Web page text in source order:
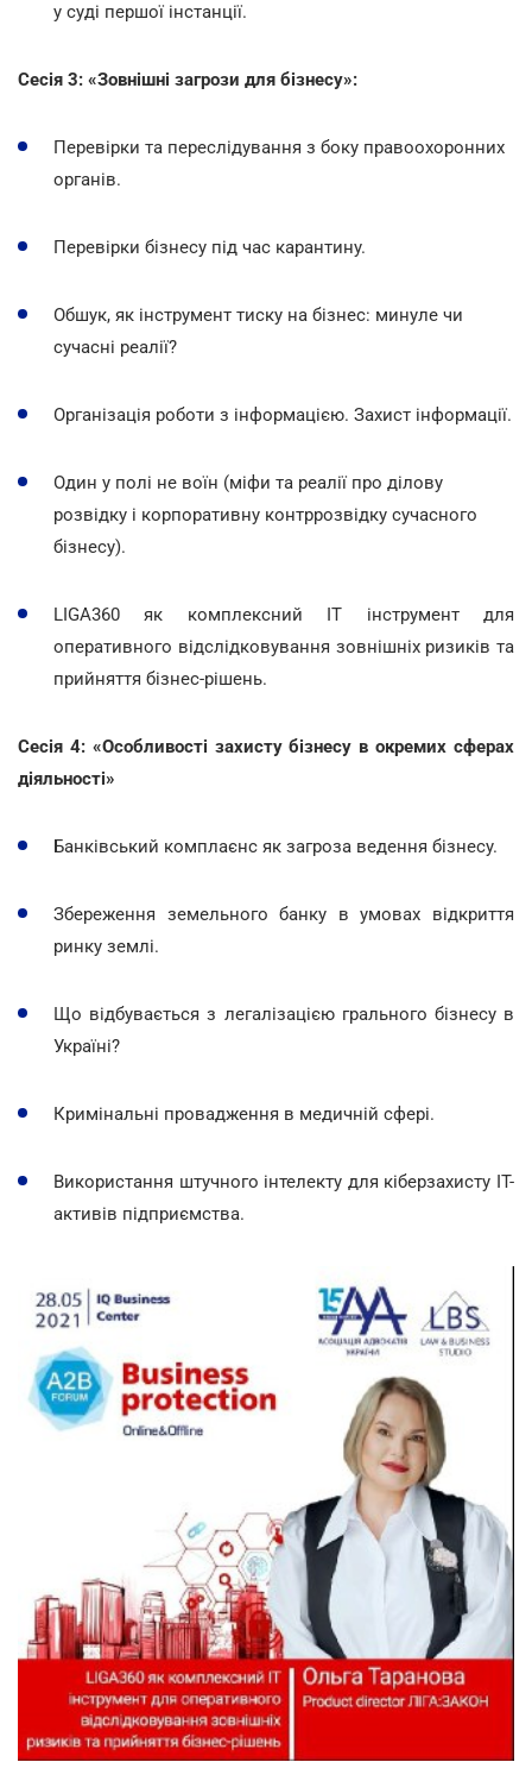
у суді першої інстанції.
Сесія 3: «Зовнішні загрози для бізнесу»:
Перевірки та переслідування з боку правоохоронних
органів.
Перевірки бізнесу під час карантину.
Обшук, як інструмент тиску на бізнес: минуле чи
сучасні реалії?
Організація роботи з інформацією. Захист інформації.
Один у полі не воїн (міфи та реалії про ділову
розвідку і корпоративну контррозвідку сучасного
бізнесу).
LIGA360 як комплексний IT інструмент для
оперативного відслідковування зовнішніх ризиків та
прийняття бізнес-рішень.
Сесія 4: «Особливості захисту бізнесу в окремих сферах
діяльності»
Банківський комплаєнс як загроза ведення бізнесу.
Збереження земельного банку в умовах відкриття
ринку землі.
Що відбувається з легалізацією грального бізнесу в
Україні?
Кримінальні провадження в медичній сфері.
Використання штучного інтелекту для кіберзахисту ІТ-
активів підприємства.